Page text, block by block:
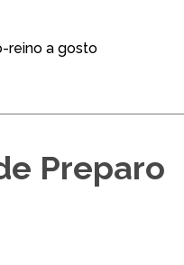
reino a gosto
Preparo